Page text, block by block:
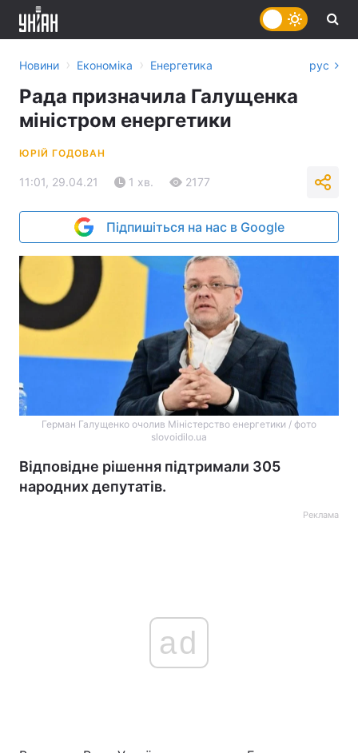
Новини › Економіка › Енергетика рус
Рада призначила Галущенка
міністром енергетики
ЮРІЙ ГОДОВАН
11:01, 29.04.21 1 хв. 2177
Підпишіться на нас в Google
Герман Галущенко очолив Міністерство енергетики / фото
slovoidilo.ua
Відповідне рішення підтримали 305
народних депутатів.
Реклама
ad